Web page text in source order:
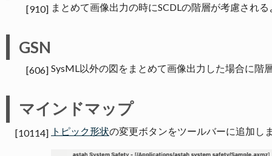
[910] まとめて画像出力の時にSCDLの階層が考慮され
GSN
[606] SysML以外の図をまとめて画像出力した場合に階
マインドマップ
[10114] トピック形状の変更ボタンをツールバーに追加し